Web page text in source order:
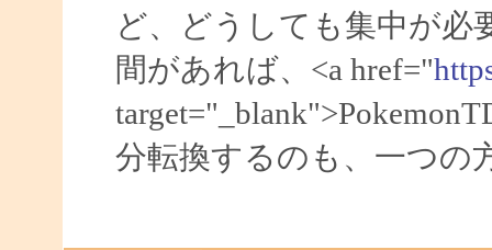
ど、どうしても集中が必
間があれば、<a href="
分転換するのも、一つの